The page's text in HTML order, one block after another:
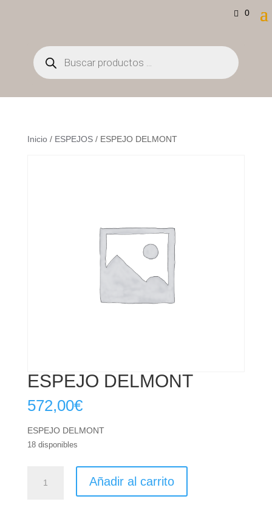
0
Búsqueda
de
productos
Inicio/ ESPEJOS/ ESPEJO DELMONT
ESPEJO DELMONT
572,00€
ESPEJO DELMONT
18 disponibles
DELMONT
Añadir al carrito